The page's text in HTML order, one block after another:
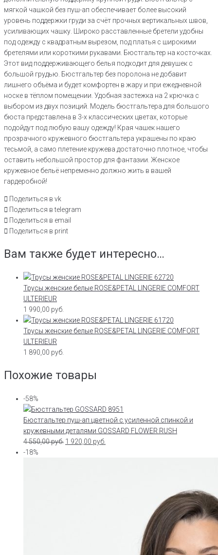
мягкой чашкой без пуш-ап обеспечивает более высокий
уровень поддержки груди за счёт прочных вертикальных швов,
усиливающих чашку. Широко расставленные бретели удобны
под одежду с квадратным вырезом, под платья с широкими
бретелями или короткими рукавами. Бюстгальтер на косточках.
Этот вид поддерживающего белья подходит для девушек с
большой грудью. Бюстгальтер без поролона не добавит
лишнего объёма и будет комфортен в жару и при ежедневной
носке в тёплом помещении. Удобная застежка на 2 крючка с
выбором из двух позиций. Модель бюстгальтера для большого
бюста представлена в 3-х классических цветах, которые
подойдут под любую вашу одежду! Края чашек нашего
прозрачного кружевного бюстгальтера украшены по краю
тесьмой, а само плетение кружева достаточно плотное, чтобы
оставить небольшой простор для фантазии. Женское
кружевное бельё непременно должно жить в вашей
гардеробной!
Поделиться в vk
Поделиться в telegram
Поделиться в email
Поделиться в print
Вам также будет интересно…
Трусы женские белые ROSE&PETAL LINGERIE COMFORT
ULTERIEUR
1 990,00 руб.
Трусы женские белые ROSE&PETAL LINGERIE COMFORT
ULTERIEUR
1 890,00 руб.
Похожие товары
-58%
Бюстгальтер пуш-ап цветной с усиленной спинкой и
кружевными деталями GOSSARD FLOWER RUSH
4 550,00руб. 1 920,00 руб.
-18%